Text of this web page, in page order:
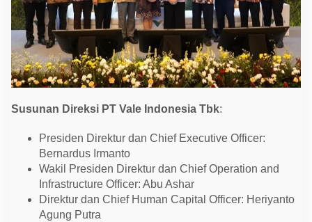
Susunan Direksi PT Vale Indonesia Tbk:
Presiden Direktur dan Chief Executive Officer:
Bernardus Irmanto
Wakil Presiden Direktur dan Chief Operation and
Infrastructure Officer: Abu Ashar
Direktur dan Chief Human Capital Officer: Heriyanto
Agung Putra